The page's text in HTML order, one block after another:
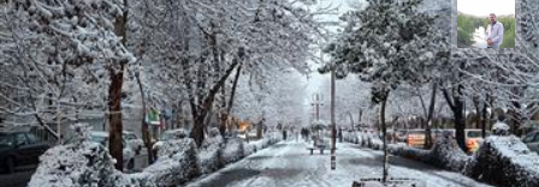
مهرداد زینلیان